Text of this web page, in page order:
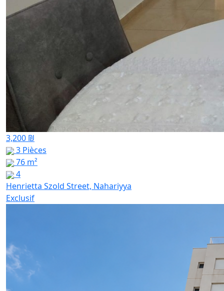
3,200 ₪
3 Pièces
76 m²
4
Henrietta Szold Street, Nahariyya
Exclusif